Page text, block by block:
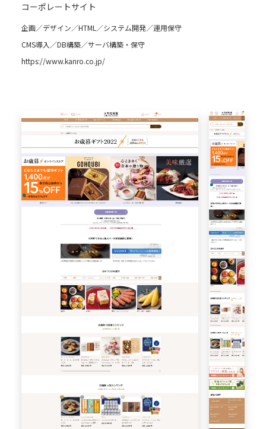
コーポレートサイト
企画／デザイン／HTML／システム開発／運用保守
CMS導入／DB構築／サーバ構築・保守
https://www.kanro.co.jp/